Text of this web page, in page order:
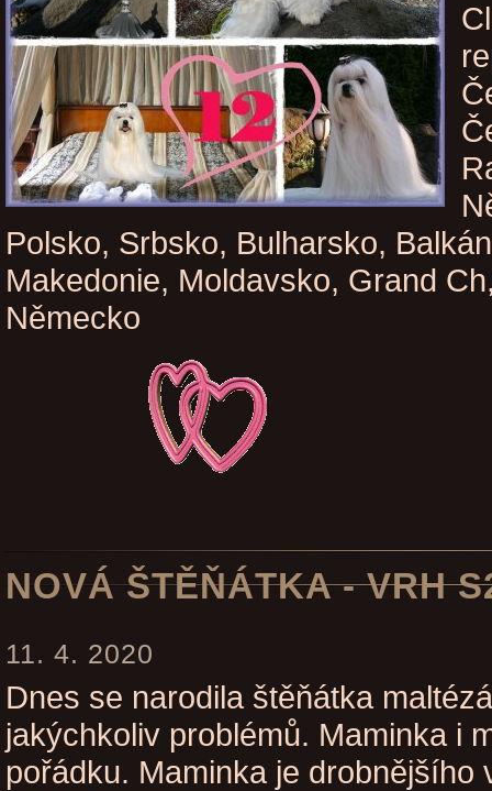
Polsko, Srbsko, Bulharsko,
Makedonie, Moldavsko, Grand
Německo
NOVÁ ŠTĚŇÁTKA - VRH
11. 4. 2020
Dnes se narodila štěňátka
jakýchkoliv problémů. Maminka i
pořádku. Maminka je